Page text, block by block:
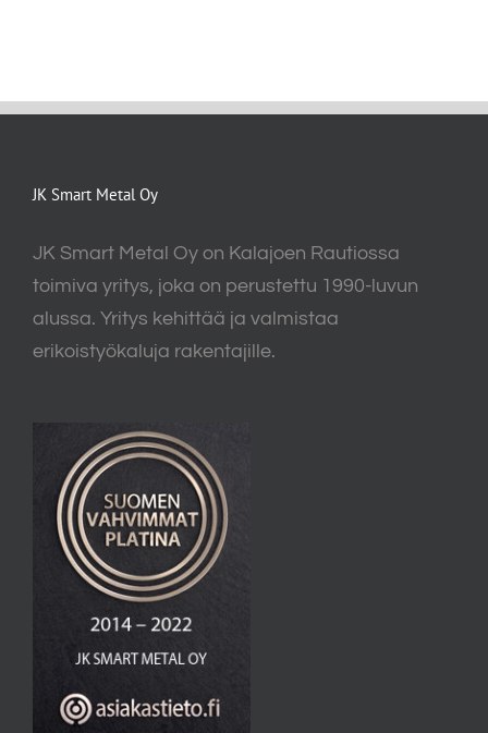
JK Smart Metal Oy
JK Smart Metal Oy on Kalajoen Rautiossa
toimiva yritys, joka on perustettu 1990-luvun
alussa. Yritys kehittää ja valmistaa
erikoistyökaluja rakentajille.